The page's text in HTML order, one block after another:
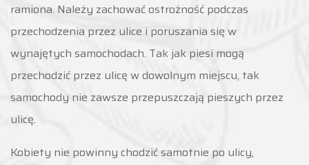
ramiona. Należy zachować ostrożność podczas
przechodzenia przez ulice i poruszania się w
wynajętych samochodach. Tak jak piesi mogą
przechodzić przez ulicę w dowolnym miejscu, tak
samochody nie zawsze przepuszczają pieszych przez
ulicę.
Kobiety nie powinny chodzić samotnie po ulicy,